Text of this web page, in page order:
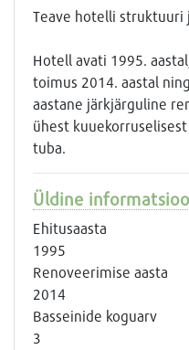
Teave hotelli struktuuri
Hotell avati 1995.
toimus 2014. aastal
aastane järkjärguline
ühest
tuba.
Üldine
Ehitusaasta
1995
Renoveerimise aasta
2014
Basseinide koguarv
3